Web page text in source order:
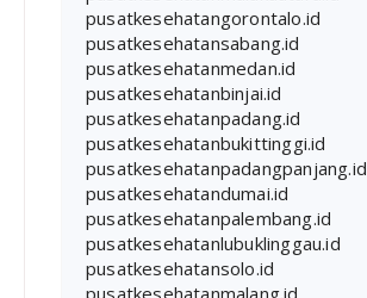
pusatkesehatangorontalo.id
pusatkesehatansabang.id
pusatkesehatanmedan.id
pusatkesehatanbinjai.id
pusatkesehatanpadang.id
pusatkesehatanbukittinggi.id
pusatkesehatanpadangpanjang.id
pusatkesehatandumai.id
pusatkesehatanpalembang.id
pusatkesehatanlubuklinggau.id
pusatkesehatansolo.id